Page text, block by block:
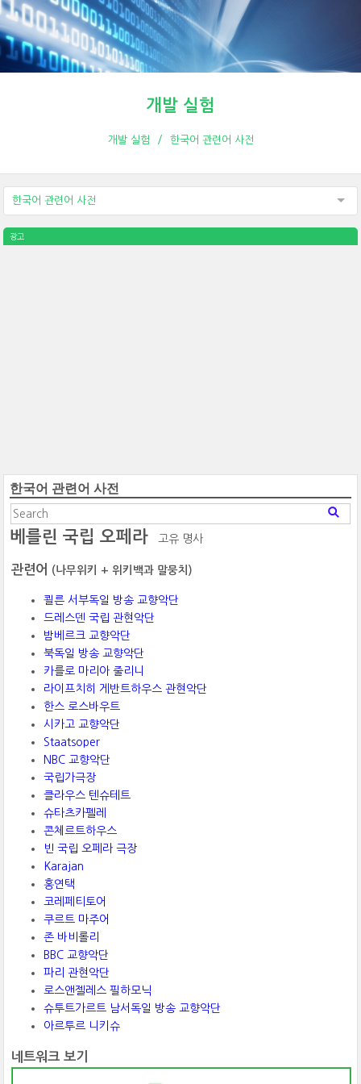
개발 실험
개발 실험 한국어 관련어 사전
한국어 관련어 사전
광고
한국어 관련어 사전
베를린 국립 오페라 고유 명사
관련어 (나무위키 + 위키백과 말뭉치)
쾰른 서부독일 방송 교향악단
드레스덴 국립 관현악단
밤베르크 교향악단
북독일 방송 교향악단
카를로 마리아 줄리니
라이프치히 게반트하우스 관현악단
한스 로스바우트
시카고 교향악단
Staatsoper
NBC 교향악단
국립가극장
클라우스 텐슈테트
슈타츠카펠레
콘체르트하우스
빈 국립 오페라 극장
Karajan
홍연택
코레페티토어
쿠르트 마주어
존 바비롤리
BBC 교향악단
파리 관현악단
로스앤젤레스 필하모닉
슈투트가르트 남서독일 방송 교향악단
아르투르 니키슈
네트워크 보기